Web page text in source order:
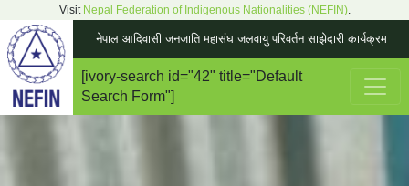
Visit Nepal Federation of Indigenous Nationalities (NEFIN).
नेपाल आदिवासी जनजाति महासंघ जलवायु परिवर्तन साझेदारी कार्यक्रम
Main Navigation
[ivory-search id="42" title="Default
Search Form"]